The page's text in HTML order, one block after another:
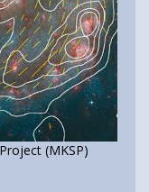
(MKSP)